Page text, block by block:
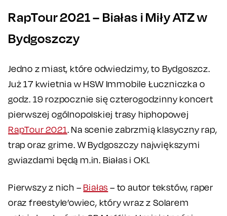
RapTour 2021 – Białas i Miły ATZ w
Bydgoszczy
Jedno z miast, które odwiedzimy, to Bydgoszcz.
Już 17 kwietnia w HSW Immobile Łuczniczka o
godz. 19 rozpocznie się czterogodzinny koncert
pierwszej ogólnopolskiej trasy hiphopowej
RapTour 2021. Na scenie zabrzmią klasyczny rap,
trap oraz grime. W Bydgoszczy największymi
gwiazdami będą m.in. Białas i OKI.
Pierwszy z nich – Białas – to autor tekstów, raper
oraz freestyle’owiec, który wraz z Solarem